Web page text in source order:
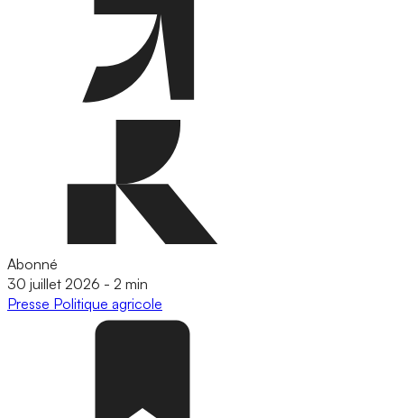
Abonné
30 juillet 2026 - 2 min
Presse Politique agricole